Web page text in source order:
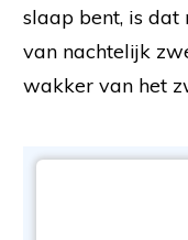
slaap bent, is dat
van nachtelijk
wakker van het